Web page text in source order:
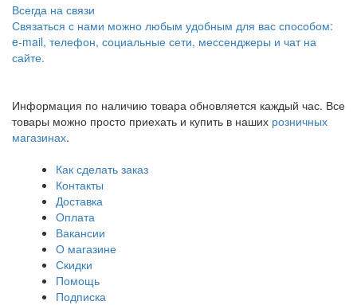
Всегда на связи
Связаться с нами можно любым удобным для вас способом:
e-mail, телефон, социальные сети, мессенджеры и чат на
сайте.
Информация по наличию товара обновляется каждый час. Все
товары можно просто приехать и купить в наших розничных
магазинах.
Как сделать заказ
Контакты
Доставка
Оплата
Вакансии
О магазине
Скидки
Помощь
Подписка